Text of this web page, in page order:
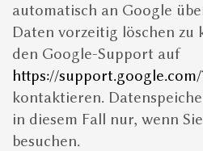
automatisch an Google
Daten vorzeitig löschen zu
den Google-Support auf
https://support.google.com/
kontaktieren.
in diesem Fall nur, wenn
besuchen.